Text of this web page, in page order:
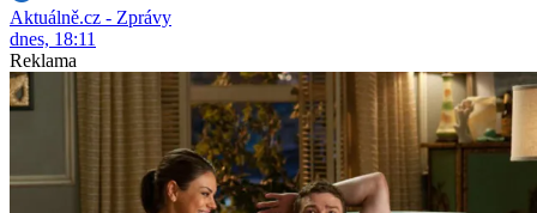
Aktuálně.cz - Zprávy
dnes, 18:11
Reklama